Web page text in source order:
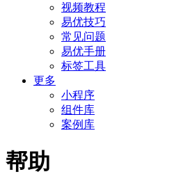
视频教程
易优技巧
常见问题
易优手册
标签工具
更多
小程序
组件库
案例库
帮助